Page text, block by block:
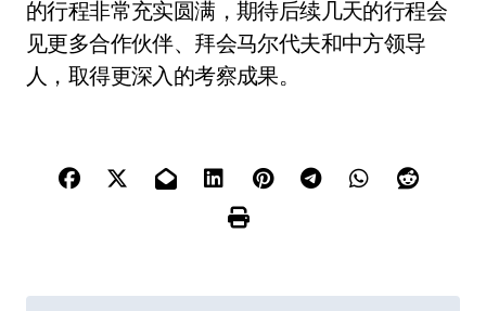
的行程非常充实圆满，期待后续几天的行程会
见更多合作伙伴、拜会马尔代夫和中方领导
人，取得更深入的考察成果。